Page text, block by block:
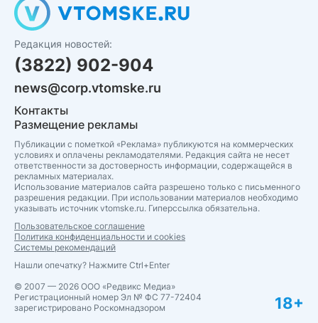
Редакция новостей:
(3822) 902-904
news@corp.vtomske.ru
Контакты
Размещение рекламы
Публикации с пометкой «Реклама» публикуются на коммерческих
условиях и оплачены рекламодателями. Редакция сайта не несет
ответственности за достоверность информации, содержащейся в
рекламных материалах.
Использование материалов сайта разрешено только с письменного
разрешения редакции. При использовании материалов необходимо
указывать источник vtomske.ru. Гиперссылка обязательна.
Пользовательское соглашение
Политика конфиденциальности и cookies
Системы рекомендаций
Нашли опечатку? Нажмите Ctrl+Enter
© 2007 — 2026 ООО «Редвикс Медиа»
Регистрационный номер Эл № ФС 77-72404
зарегистрировано Роскомнадзором
18+